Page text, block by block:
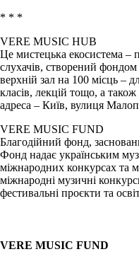
* * *
VERE MUSIC HUB
Це мистецька екосистема –
слухачів, створений
верхній зал на 100 місць –
класів, лекцій тощо, а
адреса – Київ, вулиця
VERE MUSIC FUND
Благодійний фонд,
Фонд надає українським
міжнародних конкурсах та
міжнародні музичні
фестивальні проєкти та
VERE MUSIC FUND